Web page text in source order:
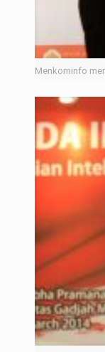
Menkominfo